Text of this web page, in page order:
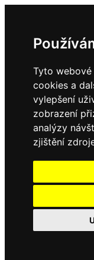
Tyto
cookies a
vylepšení
zobrazení
analýzy
zjištění